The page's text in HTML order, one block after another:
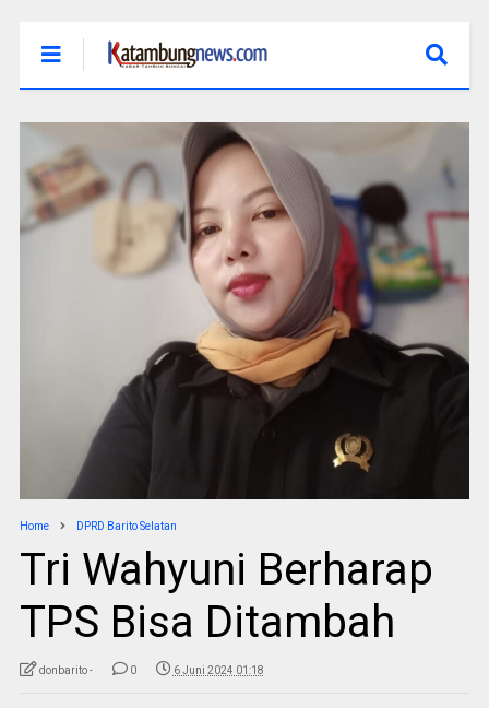
Home DPRD Barito Selatan
Tri Wahyuni Berharap
TPS Bisa Ditambah
donbarito - 0 6 Juni 2024 01:18